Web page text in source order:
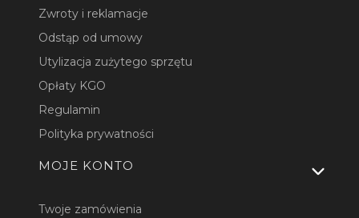
Zwroty i reklamacje
Odstąp od umowy
Utylizacja zużytego sprzętu
Opłaty KGO
Regulamin
Polityka prywatności
MOJE KONTO
Twoje zamówienia